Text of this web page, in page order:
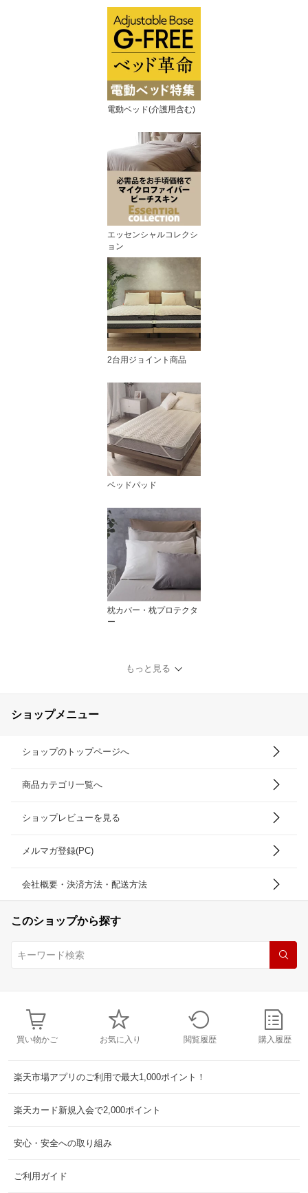
電動ベッド(介護用含む)
エッセンシャルコレクシ
ョン
2台用ジョイント商品
ベッドパッド
枕カバー・枕プロテクタ
ー
もっと見る
ショップメニュー
ショップのトップページへ
商品カテゴリ一覧へ
ショップレビューを見る
メルマガ登録(PC)
会社概要・決済方法・配送方法
このショップから探す
買い物かご お気に入り 閲覧履歴 購入履歴
楽天市場アプリのご利用で最大1,000ポイント！
楽天カード新規入会で2,000ポイント
安心・安全への取り組み
ご利用ガイド